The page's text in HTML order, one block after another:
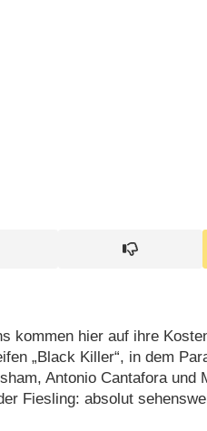
kommen hier auf ihre
„Black Killer“, in dem
Antonio Cantafora und
Fiesling: absolut